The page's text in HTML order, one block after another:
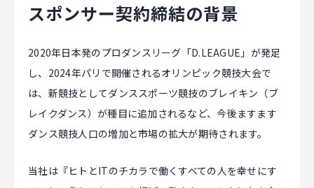
CAREER
CONTACT
スポンサー契約締結の背景
2020年日本発のプロダンスリーグ「D.LEAGUE」が発足
し、2024年パリで開催されるオリンピック競技大会で
は、新競技としてダンススポーツ競技のブレイキン（ブ
レイクダンス）が種目に追加されるなど、今後ますます
ダンス競技人口の増加と市場の拡大が期待されます。
当社は『ヒトとITのチカラで働くすべての人を幸せにす